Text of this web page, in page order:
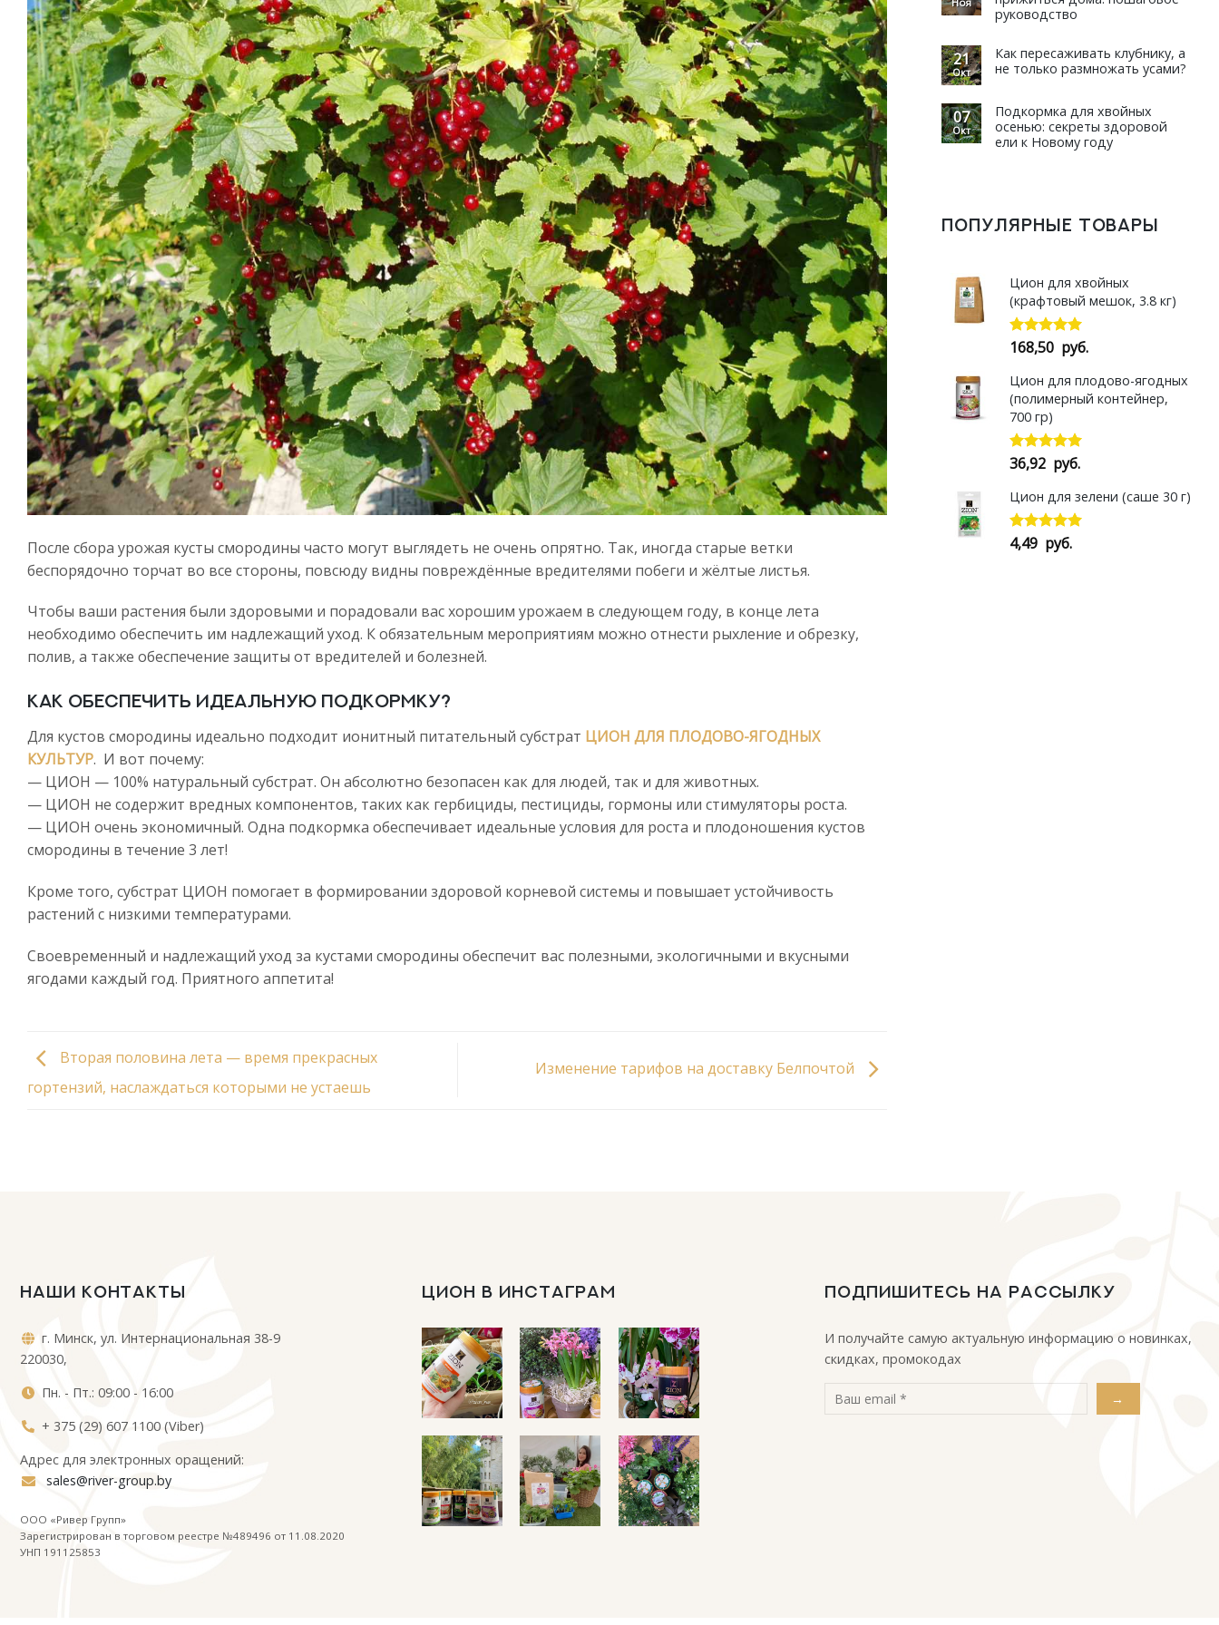
После сбора урожая кусты смородины часто могут выглядеть не очень опрятно. Так, иногда старые ветки
беспорядочно торчат во все стороны, повсюду видны повреждённые вредителями побеги и жёлтые листья.
Чтобы ваши растения были здоровыми и порадовали вас хорошим урожаем в следующем году, в конце лета
необходимо обеспечить им надлежащий уход. К обязательным мероприятиям можно отнести рыхление и обрезку,
полив, а также обеспечение защиты от вредителей и болезней.
Как обеспечить идеальную подкормку?
Для кустов смородины идеально подходит ионитный питательный субстрат ЦИОН ДЛЯ ПЛОДОВО-ЯГОДНЫХ
КУЛЬТУР. И вот почему:
— ЦИОН — 100% натуральный субстрат. Он абсолютно безопасен как для людей, так и для животных.
— ЦИОН не содержит вредных компонентов, таких как гербициды, пестициды, гормоны или стимуляторы роста.
— ЦИОН очень экономичный. Одна подкормка обеспечивает идеальные условия для роста и плодоношения кустов
смородины в течение 3 лет!
Кроме того, субстрат ЦИОН помогает в формировании здоровой корневой системы и повышает устойчивость
растений с низкими температурами.
Своевременный и надлежащий уход за кустами смородины обеспечит вас полезными, экологичными и вкусными
ягодами каждый год. Приятного аппетита!
Вторая половина лета — время прекрасных
гортензий, наслаждаться которыми не устаешь
Изменение тарифов на доставку Белпочтой
руководство
21
Окт
Как пересаживать клубнику, а
не только размножать усами?
07
Окт
Подкормка для хвойных
осенью: секреты здоровой
ели к Новому году
ПОПУЛЯРНЫЕ ТОВАРЫ
Цион для хвойных
(крафтовый мешок, 3.8 кг)
Оценка
из 5
168,50 руб.
Цион для плодово-ягодных
(полимерный контейнер,
700 гр)
Оценка
из 5
36,92 руб.
Цион для зелени (саше 30 г)
Оценка
из 5
4,49 руб.
НАШИ КОНТАКТЫ
г. Минск, ул. Интернациональная 38-9
220030,
Пн. - Пт.: 09:00 - 16:00
+ 375 (29) 607 1100 (Viber)
Адрес для электронных оращений:
sales@river-group.by
ООО «Ривер Групп»
Зарегистрирован в торговом реестре №489496 от 11.08.2020
УНП 191125853
ЦИОН В ИНСТАГРАМ ПОДПИШИТЕСЬ НА РАССЫЛКУ
И получайте самую актуальную информацию о новинках,
скидках, промокодах